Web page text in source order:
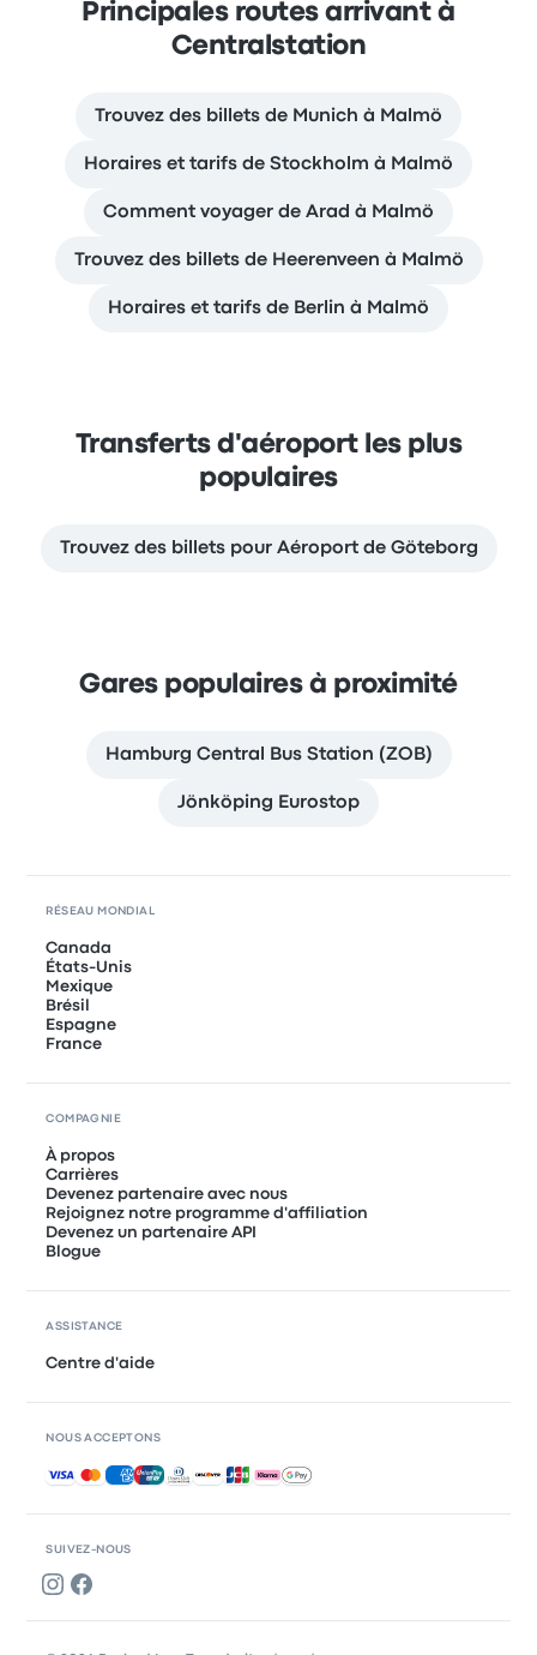
Principales routes arrivant à
Centralstation
Trouvez des billets de Munich à Malmö
Horaires et tarifs de Stockholm à Malmö
Comment voyager de Arad à Malmö
Trouvez des billets de Heerenveen à Malmö
Horaires et tarifs de Berlin à Malmö
Transferts d'aéroport les plus
populaires
Trouvez des billets pour Aéroport de Göteborg
Gares populaires à proximité
Hamburg Central Bus Station (ZOB)
Jönköping Eurostop
SUIVEZ-NOUS
RÉSEAU MONDIAL
Canada
États-Unis
Mexique
Brésil
Espagne
France
COMPAGNIE
À propos
Carrières
Devenez partenaire avec nous
Rejoignez notre programme d'affiliation
Devenez un partenaire API
Blogue
ASSISTANCE
Centre d'aide
NOUS ACCEPTONS
Paiements acceptés